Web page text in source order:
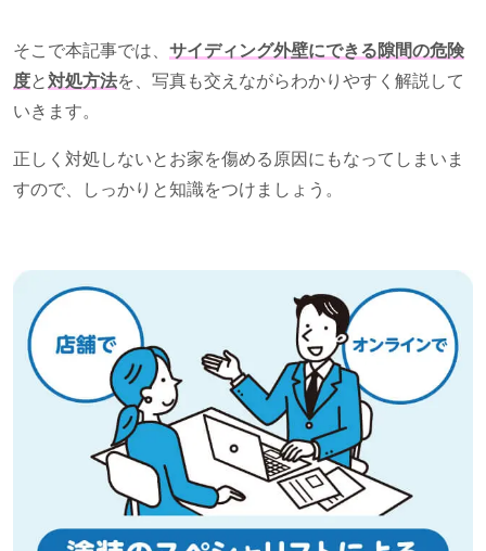
そこで本記事では、 サイディング外壁にできる隙間の危険
度と対処方法を、写真も交えながらわかりやすく解説して
いきます。
正しく対処しないとお家を傷める原因にもなってしまいま
すので、しっかりと知識をつけましょう。